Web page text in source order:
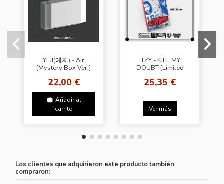
YEJI(예지) - Air
[Mystery Box Ver.]
22,00 €
Añadir al
carrito
ITZY - KILL MY
DOUBT [Limited
Photo Card(BDM)
25,35 €
Ver más
Los clientes que adquirieron este producto también
compraron: